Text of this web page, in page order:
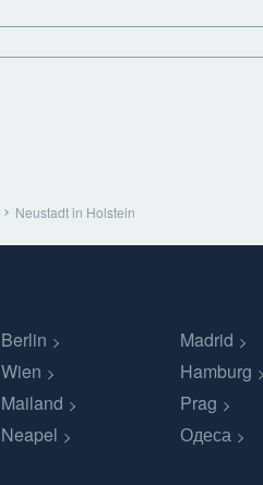
Neustadt in Holstein
Berlin Madrid
Wien Hamburg
Mailand Prag
Neapel Одеса